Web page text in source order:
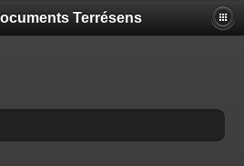
Terrésens